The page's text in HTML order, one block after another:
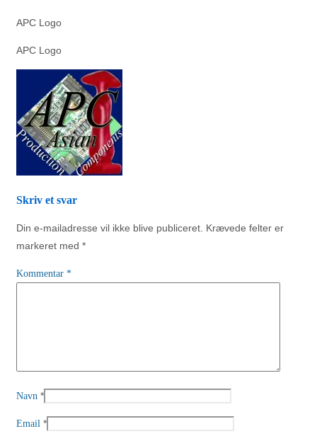
APC Logo
APC Logo
Skriv et svar
Din e-mailadresse vil ikke blive publiceret. Krævede felter er
markeret med *
Kommentar *
Navn *
Email *